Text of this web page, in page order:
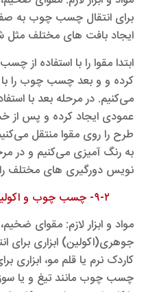
برای انتقال چسب چوب به
ایجاد بافت های مختلف مثل
ابتدا مقوا را با استفاده از
کرده و و بعد چسب چوب را
می‌کنیم. در مرحله بعد با
عمودی ایجاد کرده و پس
طرح را روی مقوا منتقل
به رنگ آمیزی می‌کنیم و در
نویس دورگیری های مختلف را
مواد و ابزار لازم: مقوای
جوهری(اکولین) ابزاری
کاردک نرم یا قلم مو، ابزاری
چسب چوب مانند تیغ و یا